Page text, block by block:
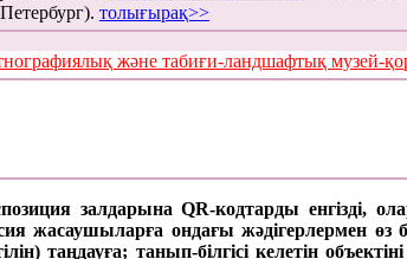
толығырақ>>
этнографиялық және табиғи-ландшафтық
залдарына QR-кодтарды енгізді,
жасаушыларға ондағы жәдігерлермен өз
таңдауға; танып-білгісі келетін